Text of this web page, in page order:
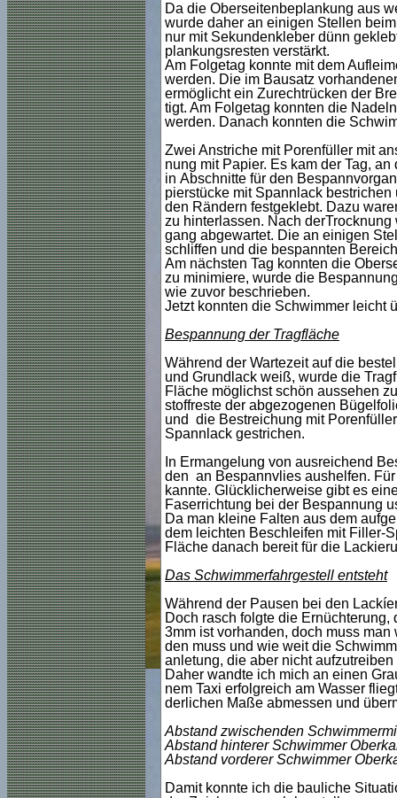
Da die Oberseitenbeplankung aus
wurde daher an einigen Stellen
nur mit Sekundenkleber dünn
plankungsresten verstärkt.
Am Folgetag konnte mit dem
werden. Die im Bausatz
ermöglicht ein Zurechtrücken der
tigt. Am Folgetag konnten die
werden. Danach konnten die
Zwei Anstriche mit Porenfüller mit
nung mit Papier. Es kam der Tag,
in Abschnitte für den
pierstücke mit Spannlack
den Rändern festgeklebt. Dazu
zu hinterlassen. Nach
gang abgewartet. Die an einigen
schliffen und die bespannten
Am nächsten Tag konnten die
zu minimiere, wurde die
wie zuvor beschrieben.
Jetzt konnten die Schwimmer leicht
Bespannung der Tragfläche
Während der Wartezeit auf die
und Grundlack weiß, wurde die
Fläche möglichst schön aussehen
stoffreste der abgezogenen
und die Bestreichung mit
Spannlack gestrichen.
In Ermangelung von ausreichend
den an Bespannvlies aushelfen.
kannte. Glücklicherweise gibt es
Faserrichtung bei der Bespannung
Da man kleine Falten aus dem
dem leichten Beschleifen mit Filler-
Fläche danach bereit für die
Das Schwimmerfahrgestell entsteht
Während der Pausen bei den
Doch rasch folgte die
3mm ist vorhanden, doch muss
den muss und wie weit die
anletung, die aber nicht aufzutreiben
Daher wandte ich mich an einen
nem Taxi erfolgreich am Wasser
derlichen Maße abmessen und
Abstand zwischenden
Abstand hinterer Schwimmer
Abstand vorderer Schwimmer
Damit konnte ich die bauliche